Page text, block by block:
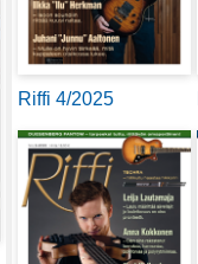
Riffi 4/2025